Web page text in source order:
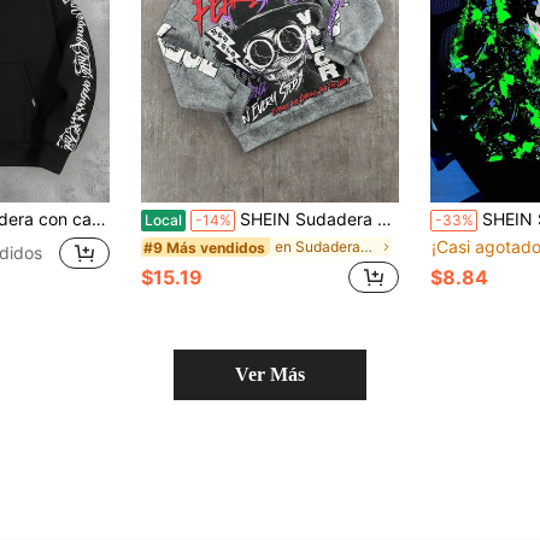
gráfico de letras y flores, casual, cómoda, de tela suave, para otoño y vuelta al cole Local -14% SHEIN Sudadera holgada con estampado gráfico para adolescentes chicos, estilo urbano, para otoño/invierno
#9 Más vendidos en Sudaderas para chicos adolescentes
$15.19
-33% SHEIN Sudadera con estampado de graffiti
¡Casi
$8.84
Ver Más